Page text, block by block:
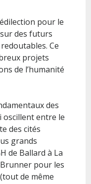
pour le
des futurs
Ce
projets
de l’humanité
des
oscillent entre le
des cités
grands
de Ballard à La
pour les
de même